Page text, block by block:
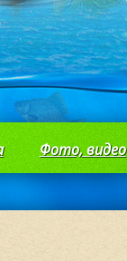
Фото, видео